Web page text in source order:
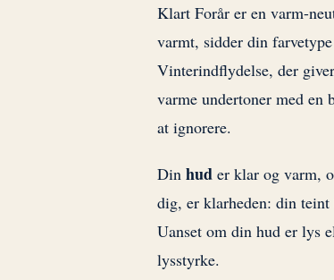
Klart Forår er en varm-
varmt, sidder din
Vinterindflydelse, der
varme undertoner med
at ignorere.
Din hud er klar og varm,
dig, er klarheden: din teint
Uanset om din hud er lys
lysstyrke.